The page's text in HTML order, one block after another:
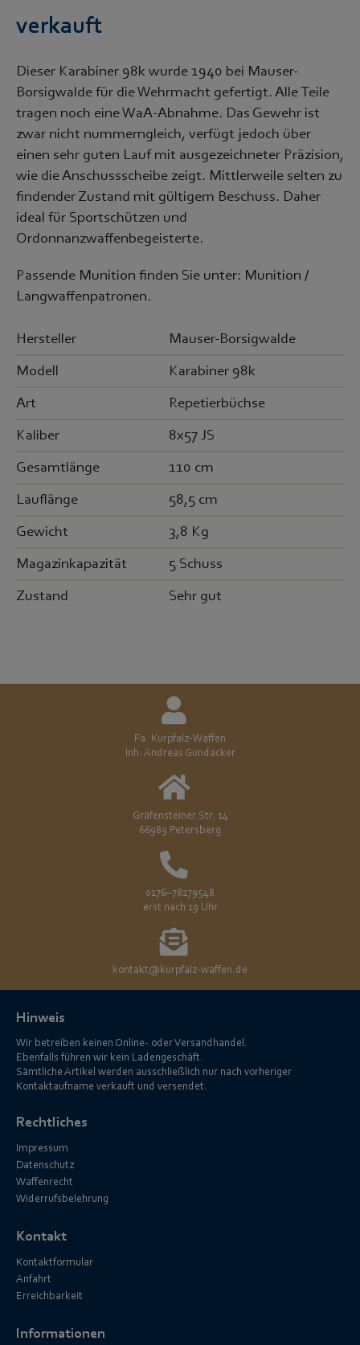
verkauft
Dieser Karabiner 98k wurde 1940 bei Mauser-
Borsigwalde für die Wehrmacht gefertigt. Alle Teile
tragen noch eine WaA-Abnahme. Das Gewehr ist
zwar nicht nummerngleich, verfügt jedoch über
einen sehr guten Lauf mit ausgezeichneter Präzision,
wie die Anschussscheibe zeigt. Mittlerweile selten zu
findender Zustand mit gültigem Beschuss. Daher
ideal für Sportschützen und
Ordonnanzwaffenbegeisterte.
Passende Munition finden Sie unter: Munition /
Langwaffenpatronen.
Hersteller Mauser-Borsigwalde
Modell Karabiner 98k
Art Repetierbüchse
Kaliber 8x57 JS
Gesamtlänge 110 cm
Lauflänge 58,5 cm
Gewicht 3,8 Kg
Magazinkapazität 5 Schuss
Zustand Sehr gut
Fa. Kurpfalz-Waffen
Inh. Andreas Gundacker
Gräfensteiner Str. 14
66989 Petersberg
0176–78179548
erst nach 19 Uhr
kontakt@kurpfalz-waffen.de
Hinweis
Wir betreiben keinen Online- oder Versandhandel.
Ebenfalls führen wir kein Ladengeschäft.
Sämtliche Artikel werden ausschließlich nur nach vorheriger
Kontaktaufname verkauft und versendet.
Rechtliches
Impressum
Datenschutz
Waffenrecht
Widerrufsbelehrung
Kontakt
Kontaktformular
Anfahrt
Erreichbarkeit
Informationen